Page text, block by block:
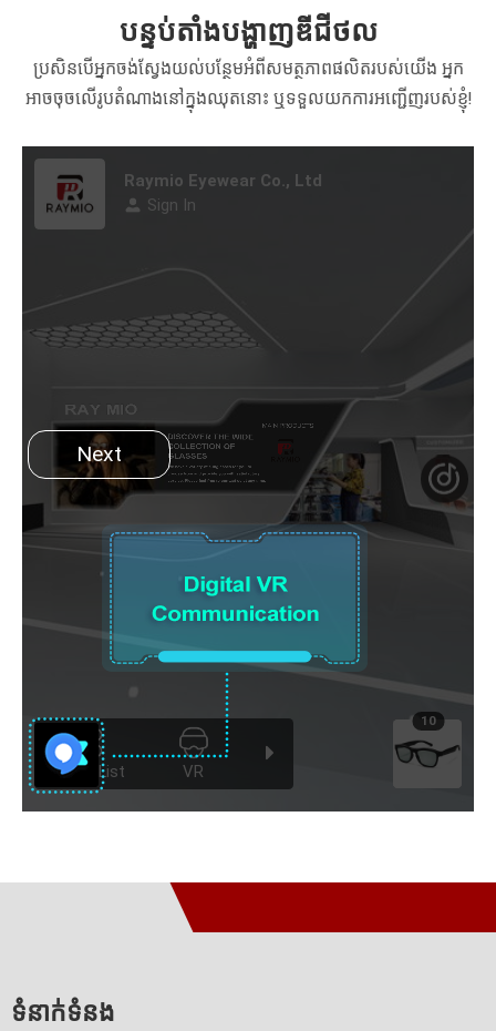
បន្ទប់តាំងបង្ហាញឌីជីថល
ប្រសិនបើអ្នកចង់ស្វែងយល់បន្ថែមអំពីសមត្ថភាពផលិតរបស់យើង អ្នក
អាចចុចលើរូបតំណាងនៅក្នុងឈុតនោះ ឬទទួលយកការអញ្ជើញរបស់ខ្ញុំ!
ទំនាក់ទំនង